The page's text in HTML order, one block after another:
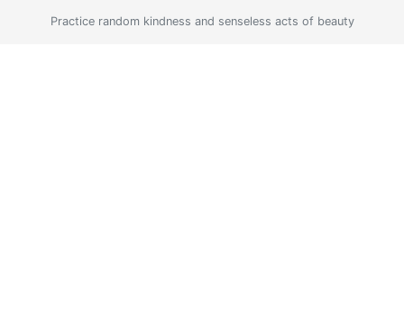
Practice random kindness and senseless acts of beauty